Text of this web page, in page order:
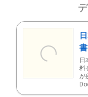
書
日
料
が